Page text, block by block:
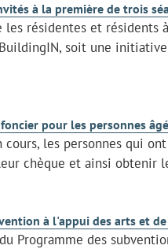
à la première de trois
les résidentes et
soit une
pour les personnes
cours, les personnes qui
chèque et ainsi obtenir
à l'appui des arts et
Programme des